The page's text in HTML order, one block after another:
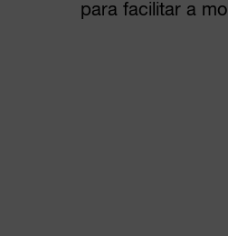
para facilitar a